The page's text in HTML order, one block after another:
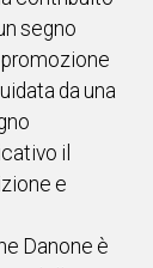
segno
da una
il
e
Danone è